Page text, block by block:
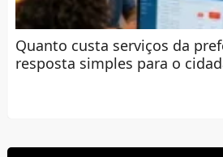
Quanto custa serviços da
resposta simples para o